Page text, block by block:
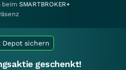
beim SMARTBROKER+
Depot sichern
geschenkt!